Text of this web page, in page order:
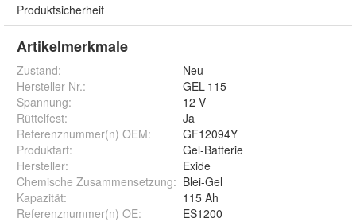
Produktsicherheit
Artikelmerkmale
Zustand:
Neu
Hersteller Nr.:
GEL-115
Spannung:
12 V
Rüttelfest:
Ja
Referenznummer(n) OEM:
GF12094Y
Produktart:
Gel-Batterie
Hersteller:
Exide
Chemische Zusammensetzung: Blei-Gel
Kapazität:
115 Ah
Referenznummer(n) OE: ES1200